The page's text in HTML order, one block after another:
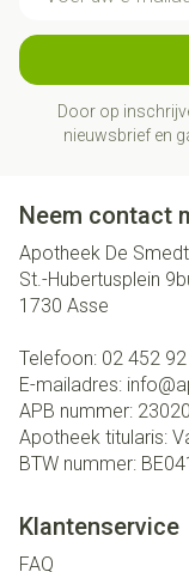
Door op
nieuwsbrief en
Neem contact
Apotheek De
St.-Hubertusplein
1730 Asse
Telefoon: 02 452
E-mailadres: info@
APB nummer:
Apotheek titularis:
BTW nummer:
Klantenservice
FAQ